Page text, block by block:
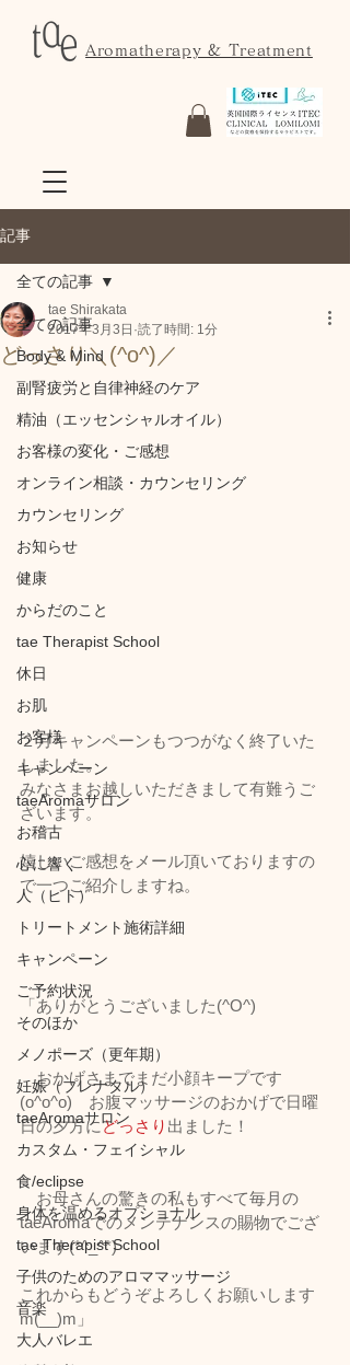
Aromatherapy & Treatment
記事
全ての記事
Body & Mind
副腎疲労と自律神経のケア
精油（エッセンシャルオイル）
お客様の変化・ご感想
オンライン相談・カウンセリング
カウンセリング
お知らせ
健康
からだのこと
tae Therapist School
休日
お肌
お客様
キャンペーン
taeAromaサロン
お稽古
心に響く
人（ヒト）
トリートメント施術詳細
キャンペーン
ご予約状況
そのほか
メノポーズ（更年期）
妊娠（プレナタル）
taeAromaサロン
カスタム・フェイシャル
食/eclipse
身体を温めるオプショナル
tae Therapist School
子供のためのアロママッサージ
音楽
大人バレエ
全ての記事
どっさり＼(^o^)／
tae Shirakata
2017年3月3日 読了時間: 1分
２月キャンペーンもつつがなく終了いた
しました。
みなさまお越しいただきまして有難うご
ざいます。
嬉しいご感想をメール頂いておりますの
で一つご紹介しますね。
「ありがとうございました(^O^)
おかげさまでまだ小顔キープです
(o^o^o)　お腹マッサージのおかげで日曜
日の夕方にどっさり 出ました！
お母さんの驚きの私もすべて毎月の
taeAromaでのメンテナンスの賜物でござ
います(*^_^*)
これからもどうぞよろしくお願いします
m(__)m」